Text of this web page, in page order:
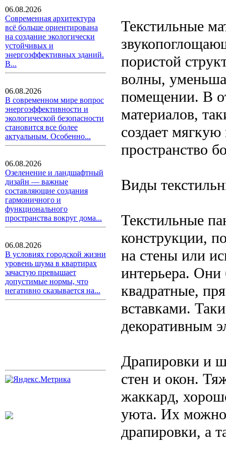
06.08.2026
Современная архитектура
всё больше ориентирована
на создание экологически
устойчивых и
энергоэффективных зданий.
В...
06.08.2026
В современном мире вопрос
энергоэффективности и
экологической безопасности
становится все более
актуальным. Особенно...
06.08.2026
Озеленение и ландшафтный
дизайн — важные
составляющие создания
гармоничного и
функционального
пространства вокруг дома...
06.08.2026
В условиях городской жизни
уровень шума в квартирах
зачастую превышает
допустимые нормы, что
негативно сказывается на...
Текстильные
пористой
волны,
помещении. В
материалов,
создает
пространство
Виды
Текстильные
конструкции,
на стены или
интерьера.
квадратные,
вставками.
декоративным
Драпировки и
стен и окон.
жаккард,
уюта. Их можно
драпировки, а